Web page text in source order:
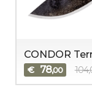
CONDOR
€ 78,00